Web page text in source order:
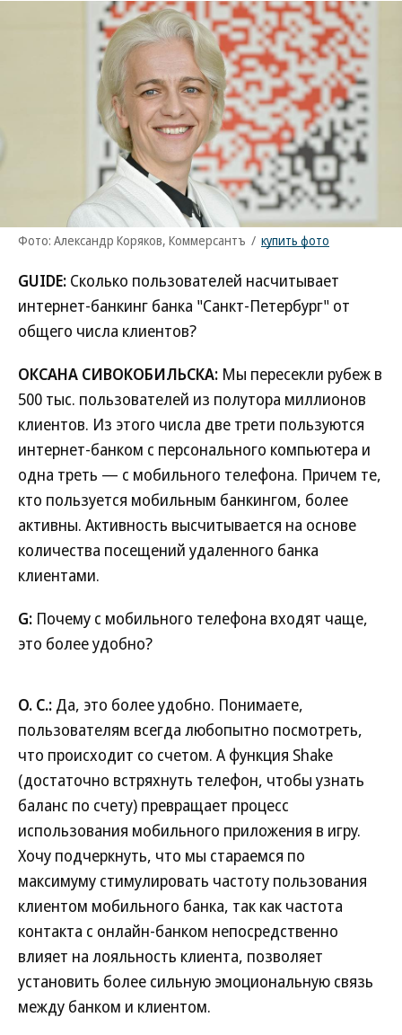
Фото: Александр Коряков, Коммерсантъ / купить фото
GUIDE: Сколько пользователей насчитывает
интернет-банкинг банка "Санкт-Петербург" от
общего числа клиентов?
ОКСАНА СИВОКОБИЛЬСКА: Мы пересекли рубеж в
500 тыс. пользователей из полутора миллионов
клиентов. Из этого числа две трети пользуются
интернет-банком с персонального компьютера и
одна треть — с мобильного телефона. Причем те,
кто пользуется мобильным банкингом, более
активны. Активность высчитывается на основе
количества посещений удаленного банка
клиентами.
G: Почему с мобильного телефона входят чаще,
это более удобно?
О. С.: Да, это более удобно. Понимаете,
пользователям всегда любопытно посмотреть,
что происходит со счетом. А функция Shake
(достаточно встряхнуть телефон, чтобы узнать
баланс по счету) превращает процесс
использования мобильного приложения в игру.
Хочу подчеркнуть, что мы стараемся по
максимуму стимулировать частоту пользования
клиентом мобильного банка, так как частота
контакта с онлайн-банком непосредственно
влияет на лояльность клиента, позволяет
установить более сильную эмоциональную связь
между банком и клиентом.